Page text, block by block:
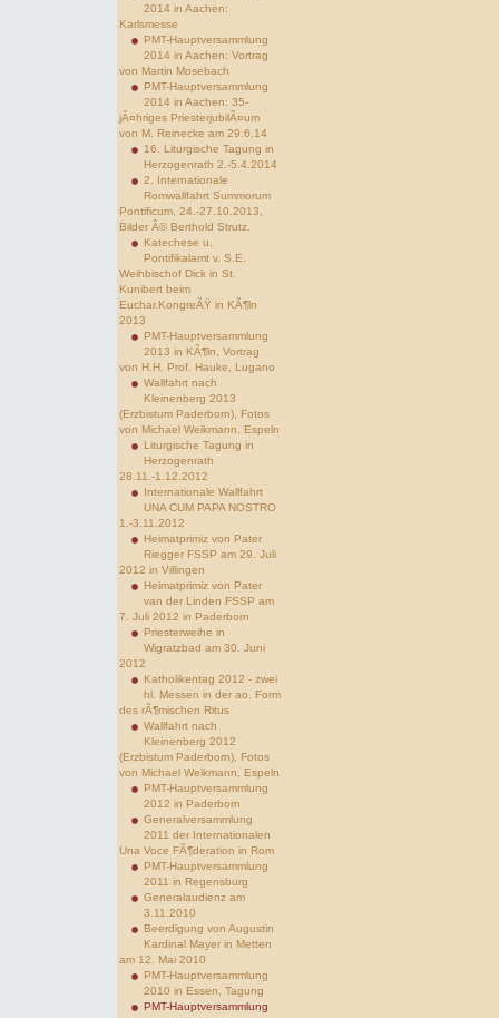
2014 in Aachen:
Karlsmesse
PMT-Hauptversammlung
2014 in Aachen: Vortrag
von Martin Mosebach
PMT-Hauptversammlung
2014 in Aachen: 35-
jÃ¤hriges PriesterjubilÃ¤um
von M. Reinecke am 29.6.14
16. Liturgische Tagung in
Herzogenrath 2.-5.4.2014
2. Internationale
Romwallfahrt Summorum
Pontificum, 24.-27.10.2013,
Bilder Â© Berthold Strutz.
Katechese u.
Pontifikalamt v. S.E.
Weihbischof Dick in St.
Kunibert beim
Euchar.KongreÃŸ in KÃ¶ln
2013
PMT-Hauptversammlung
2013 in KÃ¶ln, Vortrag
von H.H. Prof. Hauke, Lugano
Wallfahrt nach
Kleinenberg 2013
(Erzbistum Paderborn), Fotos
von Michael Weikmann, Espeln
Liturgische Tagung in
Herzogenrath
28.11.-1.12.2012
Internationale Wallfahrt
UNA CUM PAPA NOSTRO
1.-3.11.2012
Heimatprimiz von Pater
Riegger FSSP am 29. Juli
2012 in Villingen
Heimatprimiz von Pater
van der Linden FSSP am
7. Juli 2012 in Paderborn
Priesterweihe in
Wigratzbad am 30. Juni
2012
Katholikentag 2012 - zwei
hl. Messen in der ao. Form
des rÃ¶mischen Ritus
Wallfahrt nach
Kleinenberg 2012
(Erzbistum Paderborn), Fotos
von Michael Weikmann, Espeln
PMT-Hauptversammlung
2012 in Paderborn
Generalversammlung
2011 der Internationalen
Una Voce FÃ¶deration in Rom
PMT-Hauptversammlung
2011 in Regensburg
Generalaudienz am
3.11.2010
Beerdigung von Augustin
Kardinal Mayer in Metten
am 12. Mai 2010
PMT-Hauptversammlung
2010 in Essen, Tagung
PMT-Hauptversammlung